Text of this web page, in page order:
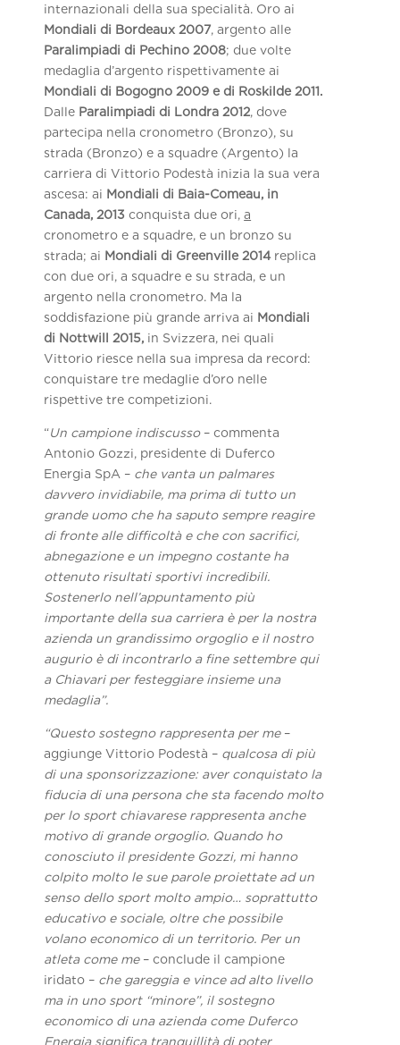
internazionali della sua specialità. Oro ai
Mondiali di Bordeaux 2007, argento alle
Paralimpiadi di Pechino 2008; due volte
medaglia d’argento rispettivamente ai
Mondiali di Bogogno 2009 e di Roskilde 2011.
Dalle Paralimpiadi di Londra 2012, dove
partecipa nella cronometro (Bronzo), su
strada (Bronzo) e a squadre (Argento) la
carriera di Vittorio Podestà inizia la sua vera
ascesa: ai Mondiali di Baia-Comeau, in
Canada, 2013 conquista due ori,a
cronometro e a squadre, e un bronzo su
strada; ai Mondiali di Greenville 2014replica
con due ori, a squadre e su strada, e un
argento nella cronometro. Ma la
soddisfazione più grande arriva ai Mondiali
di Nottwill 2015, in Svizzera, nei quali
Vittorio riesce nella sua impresa da record:
conquistare tre medaglie d’oro nelle
rispettive tre competizioni.
“Un campione indiscusso – commenta
Antonio Gozzi, presidente di Duferco
Energia SpA – che vanta un palmares
davvero invidiabile, ma prima di tutto un
grande uomo che ha saputo sempre reagire
di fronte alle difficoltà e che con sacrifici,
abnegazione e un impegno costante ha
ottenuto risultati sportivi incredibili.
Sostenerlo nell’appuntamento più
importante della sua carriera è per la nostra
azienda un grandissimo orgoglio e il nostro
augurio è di incontrarlo a fine settembre qui
a Chiavari per festeggiare insieme una
medaglia”.
“Questo sostegno rappresenta per me –
aggiunge Vittorio Podestà – qualcosa di più
di una sponsorizzazione: aver conquistato la
fiducia di una persona che sta facendo molto
per lo sport chiavarese rappresenta anche
motivo di grande orgoglio. Quando ho
conosciuto il presidente Gozzi, mi hanno
colpito molto le sue parole proiettate ad un
senso dello sport molto ampio… soprattutto
educativo e sociale, oltre che possibile
volano economico di un territorio. Per un
atleta come me – conclude il campione
iridato – che gareggia e vince ad alto livello
ma in uno sport “minore”, il sostegno
economico di una azienda come Duferco
Energia significa tranquillità di poter